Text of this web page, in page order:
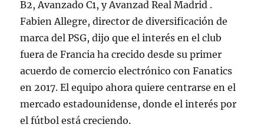
B2, Avanzado C1, y Avanzad Real Madrid .
Fabien Allegre, director de diversificación de
marca del PSG, dijo que el interés en el club
fuera de Francia ha crecido desde su primer
acuerdo de comercio electrónico con Fanatics
en 2017. El equipo ahora quiere centrarse en el
mercado estadounidense, donde el interés por
el fútbol está creciendo.